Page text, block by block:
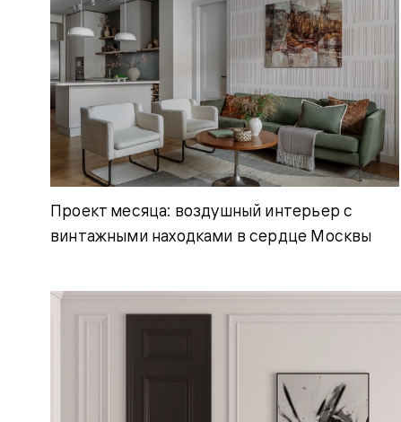
Эссе
Рокка
Фрэйм
Альба
Париж
Нео
Классик
Линия
Гладкие
и
Планум
Секрето
Селект —
по
Проект месяца: воздушный интерьер с
винтажными находками в сердце Москвы